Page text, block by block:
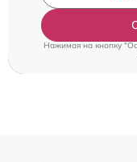
Нажимая на кнопку